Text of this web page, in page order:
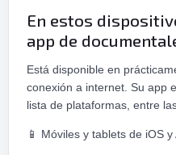
En estos
app de
Está disponible en
conexión a internet. Su app
lista de plataformas, entre
📱 Móviles y tablets de iOS y